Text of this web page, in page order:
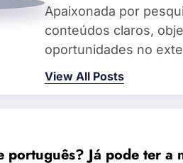
Apaixonada por
conteúdos claros,
oportunidades no
View All Posts
português? Já pode ter a